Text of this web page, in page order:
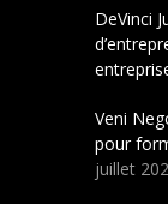
DeVinci
Veni
pour
juillet